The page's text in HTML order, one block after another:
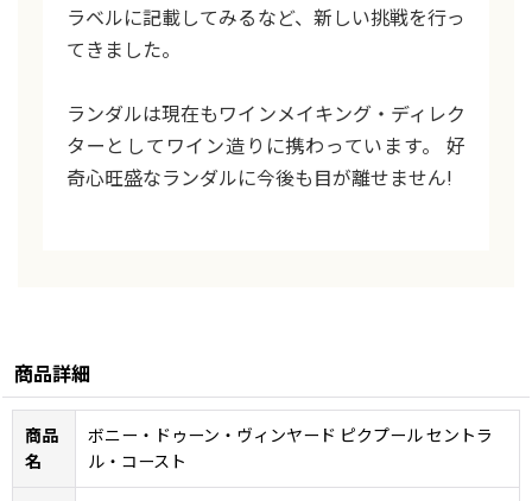
ラベルに記載してみるなど、新しい挑戦を行っ
てきました。
ランダルは現在もワインメイキング・ディレク
ターとしてワイン造りに携わっています。 好
奇心旺盛なランダルに今後も目が離せません!
商品詳細
商品
名
ボニー・ドゥーン・ヴィンヤード ピクプール セントラ
ル・コースト